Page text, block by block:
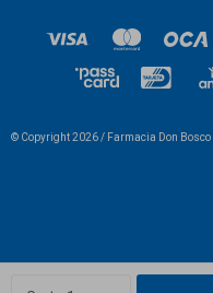
© Copyright 2026 / Farmacia Don Bosco